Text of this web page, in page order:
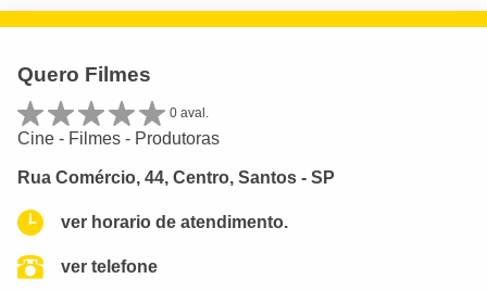
Quero Filmes
0 aval.
Cine - Filmes - Produtoras
Rua Comércio, 44, Centro, Santos - SP
ver horario de atendimento.
ver telefone